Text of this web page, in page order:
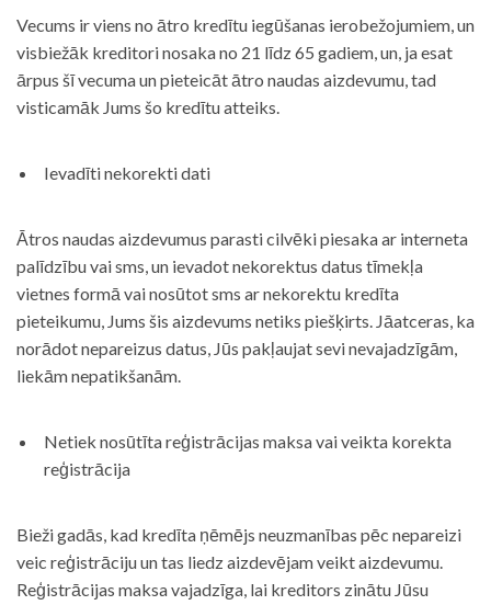
Vecums ir viens no ātro kredītu iegūšanas ierobežojumiem, un
visbiežāk kreditori nosaka no 21 līdz 65 gadiem, un, ja esat
ārpus šī vecuma un pieteicāt ātro naudas aizdevumu, tad
visticamāk Jums šo kredītu atteiks.
Ievadīti nekorekti dati
Ātros naudas aizdevumus parasti cilvēki piesaka ar interneta
palīdzību vai sms, un ievadot nekorektus datus tīmekļa
vietnes formā vai nosūtot sms ar nekorektu kredīta
pieteikumu, Jums šis aizdevums netiks piešķirts. Jāatceras, ka
norādot nepareizus datus, Jūs pakļaujat sevi nevajadzīgām,
liekām nepatikšanām.
Netiek nosūtīta reģistrācijas maksa vai veikta korekta
reģistrācija
Bieži gadās, kad kredīta ņēmējs neuzmanības pēc nepareizi
veic reģistrāciju un tas liedz aizdevējam veikt aizdevumu.
Reģistrācijas maksa vajadzīga, lai kreditors zinātu Jūsu